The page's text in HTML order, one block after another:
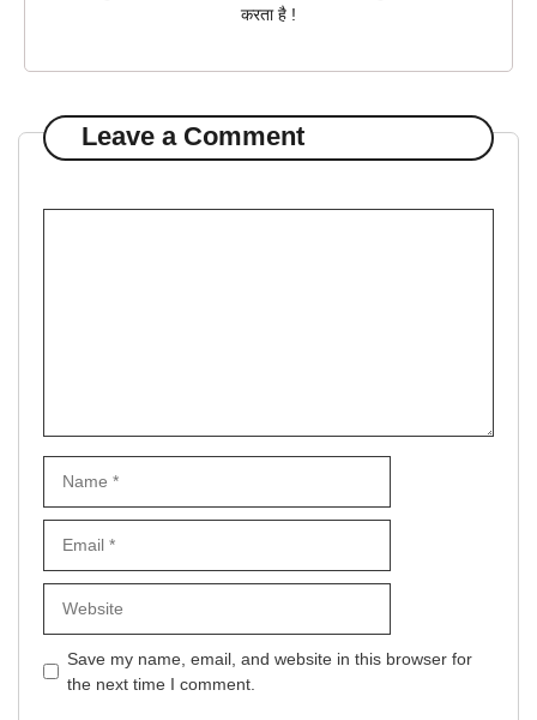
करता है !
Leave a Comment
Save my name, email, and website in this browser for
the next time I comment.